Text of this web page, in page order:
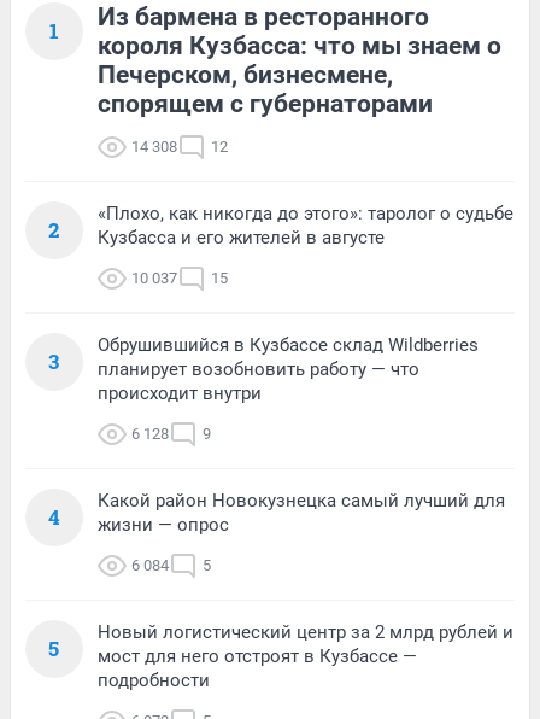
1
Из бармена в ресторанного
короля Кузбасса: что мы знаем о
Печерском, бизнесмене,
спорящем с губернаторами
14 308 12
2
«Плохо, как никогда до этого»: таролог о судьбе
Кузбасса и его жителей в августе
10 037 15
3
Обрушившийся в Кузбассе склад Wildberries
планирует возобновить работу — что
происходит внутри
6 128 9
4
Какой район Новокузнецка самый лучший для
жизни — опрос
6 084 5
5
Новый логистический центр за 2 млрд рублей и
мост для него отстроят в Кузбассе —
подробности